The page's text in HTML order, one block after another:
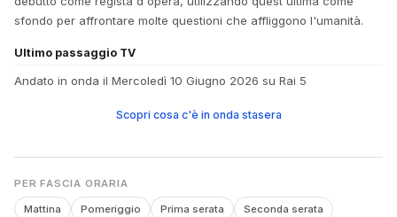
sfondo per affrontare molte questioni che affliggono l'umanità.
Ultimo passaggio TV
Andato in onda il Mercoledì 10 Giugno 2026 su Rai 5
Scopri cosa c'è in onda stasera
PER FASCIA ORARIA
Mattina Pomeriggio Prima serata Seconda serata